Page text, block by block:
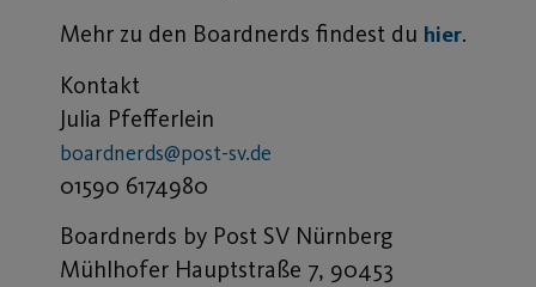
Mehr zu den Boardnerds findest du hier.
Kontakt
Julia Pfefferlein
boardnerds@post-sv.de
01590 6174980
Boardnerds by Post SV Nürnberg
Mühlhofer Hauptstraße 7, 90453